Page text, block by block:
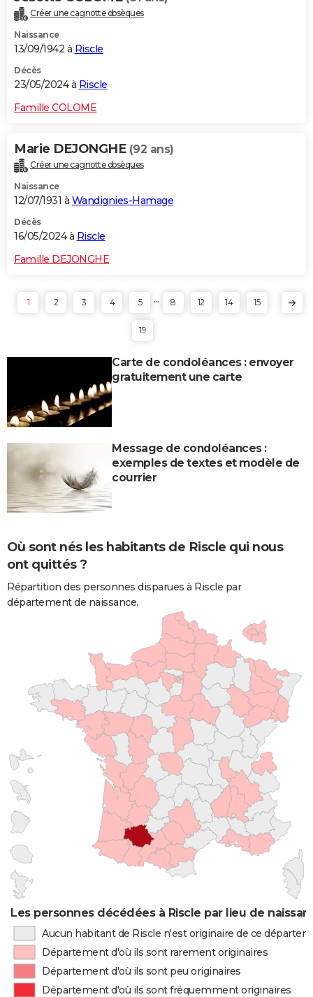
Créer une cagnotte obsèques
Naissance
13/09/1942 à Riscle
Décès
23/05/2024 à Riscle
Famille COLOME
Marie DEJONGHE (92 ans)
Créer une cagnotte obsèques
Naissance
12/07/1931 à Wandignies-Hamage
Décès
16/05/2024 à Riscle
Famille DEJONGHE
1 2 3 4 5 ... 8 12 14 15
19
Carte de condoléances : envoyer
gratuitement une carte
Message de condoléances :
exemples de textes et modèle de
courrier
Où sont nés les habitants de Riscle qui nous
ont quittés ?
Répartition des personnes disparues à Riscle par
département de naissance.
Les personnes décédées à Riscle par lieu de
Aucun habitant de Riscle n'est originaire de ce
Département d'où ils sont rarement originaires
Département d'où ils sont peu originaires
Département d'où ils sont fréquemment originaires